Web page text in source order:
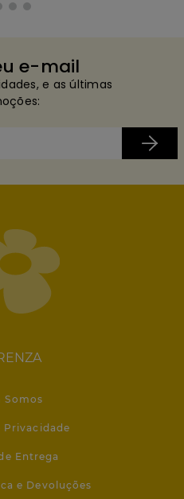
e-mail
e as últimas
Somos
Privacidade
Entrega
e Devoluções